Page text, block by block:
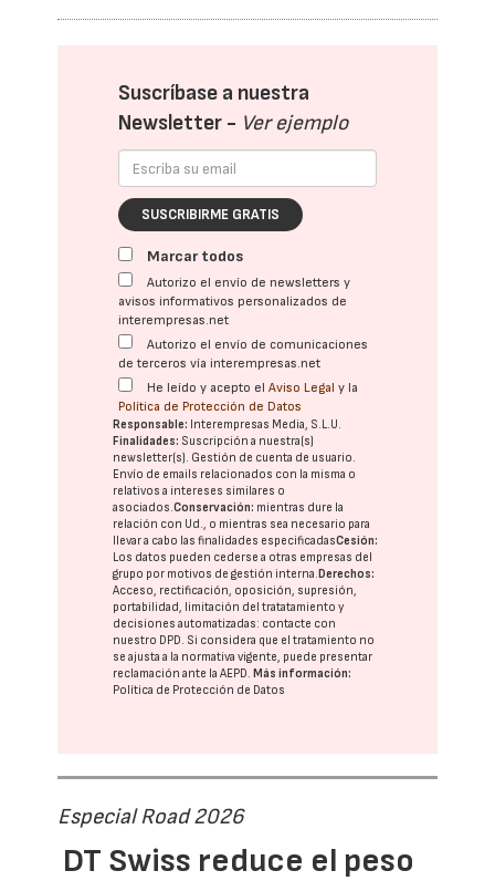
Suscríbase a nuestra
Newsletter - Ver ejemplo
SUSCRIBIRME GRATIS
Marcar todos
Autorizo el envío de newsletters y
avisos informativos personalizados de
interempresas.net
Autorizo el envío de comunicaciones
de terceros vía interempresas.net
He leído y acepto elAviso Legal y la
Política de Protección de Datos
Responsable: Interempresas Media, S.L.U.
Finalidades: Suscripción a nuestra(s)
newsletter(s). Gestión de cuenta de usuario.
Envío de emails relacionados con la misma o
relativos a intereses similares o
asociados.Conservación: mientras dure la
relación con Ud., o mientras sea necesario para
llevar a cabo las finalidades especificadasCesión:
Los datos pueden cederse a otras empresas del
grupo por motivos de gestión interna. Derechos:
Acceso, rectificación, oposición, supresión,
portabilidad, limitación del tratatamiento y
decisiones automatizadas: contacte con
nuestro DPD. Si considera que el tratamiento no
se ajusta a la normativa vigente, puede presentar
reclamación ante laAEPD. Más información:
Política de Protección de Datos
Especial Road 2026
DT Swiss reduce el peso